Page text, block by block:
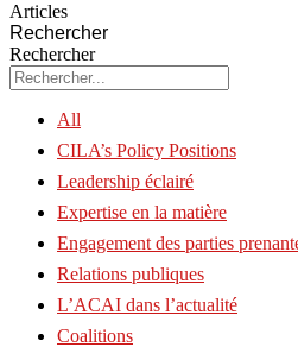
Articles
Rechercher
Rechercher
All
CILA’s Policy Positions
Leadership éclairé
Expertise en la matière
Engagement des parties
Relations publiques
L’ACAI dans l’actualité
Coalitions